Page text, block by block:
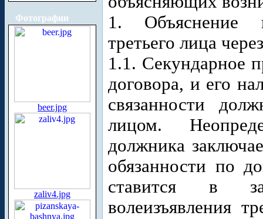
Фотографии
beer.jpg
zaliv4.jpg
1. Объяснение
третьего лица
1.1. Секундарное
договора, и его
связанности
лицом.
должника
обязанности по
ставится в
волеизъявления